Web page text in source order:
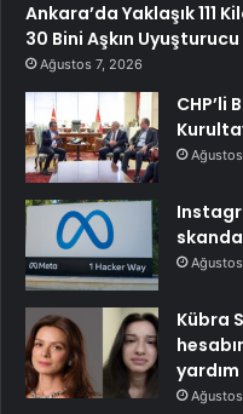
Ankara’da Yaklaşık 111
30 Bini Aşkın
Ağustos 7, 2026
CHP’li
Kübra